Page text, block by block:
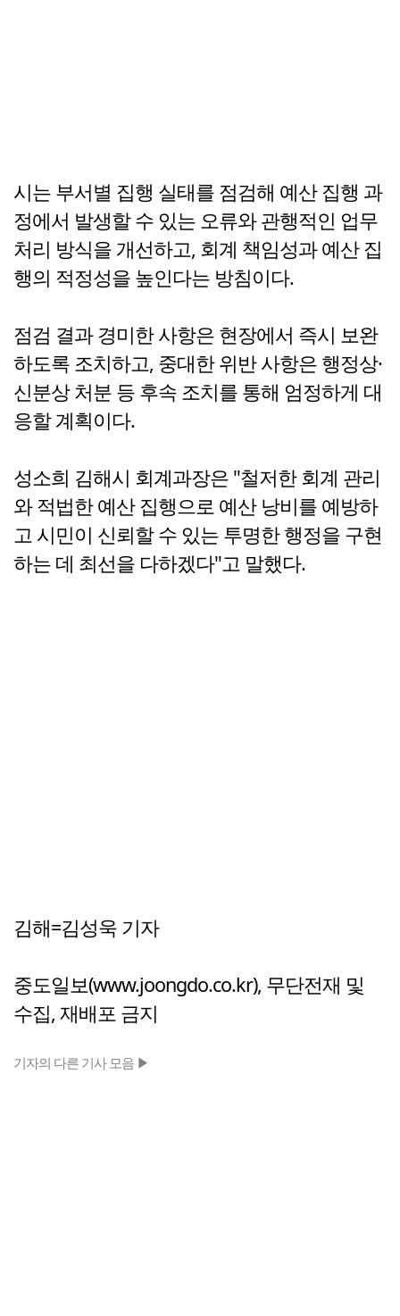
시는 부서별 집행 실태를 점검해 예산 집행 과
정에서 발생할 수 있는 오류와 관행적인 업무
처리 방식을 개선하고, 회계 책임성과 예산 집
행의 적정성을 높인다는 방침이다.
점검 결과 경미한 사항은 현장에서 즉시 보완
하도록 조치하고, 중대한 위반 사항은 행정상·
신분상 처분 등 후속 조치를 통해 엄정하게 대
응할 계획이다.
성소희 김해시 회계과장은 "철저한 회계 관리
와 적법한 예산 집행으로 예산 낭비를 예방하
고 시민이 신뢰할 수 있는 투명한 행정을 구현
하는 데 최선을 다하겠다"고 말했다.
김해=김성욱 기자
중도일보(www.joongdo.co.kr), 무단전재 및
수집, 재배포 금지
기자의 다른 기사 모음 ▶